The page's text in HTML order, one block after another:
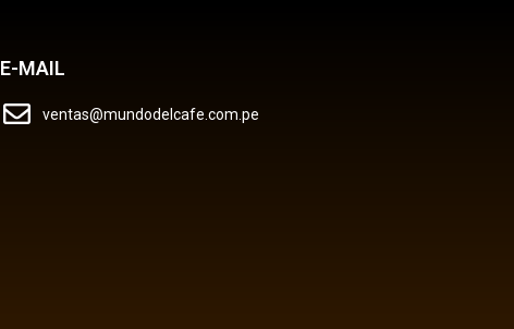
E-MAIL
ventas@mundodelcafe.com.pe